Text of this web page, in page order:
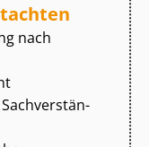
nach